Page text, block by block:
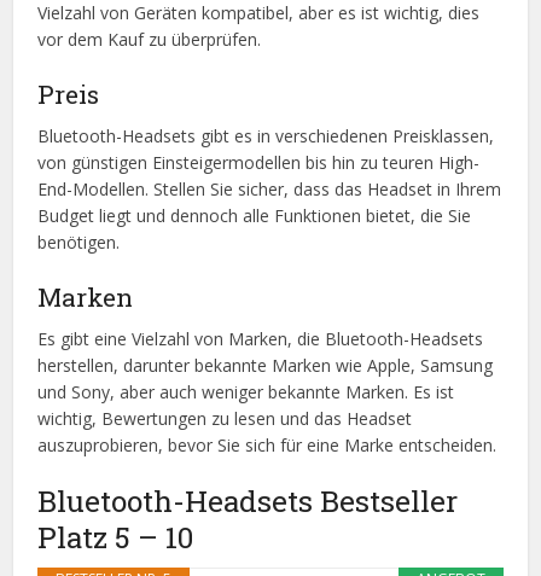
Vielzahl von Geräten kompatibel, aber es ist wichtig, dies
vor dem Kauf zu überprüfen.
Preis
Bluetooth-Headsets gibt es in verschiedenen Preisklassen,
von günstigen Einsteigermodellen bis hin zu teuren High-
End-Modellen. Stellen Sie sicher, dass das Headset in Ihrem
Budget liegt und dennoch alle Funktionen bietet, die Sie
benötigen.
Marken
Es gibt eine Vielzahl von Marken, die Bluetooth-Headsets
herstellen, darunter bekannte Marken wie Apple, Samsung
und Sony, aber auch weniger bekannte Marken. Es ist
wichtig, Bewertungen zu lesen und das Headset
auszuprobieren, bevor Sie sich für eine Marke entscheiden.
Bluetooth-Headsets Bestseller
Platz 5 – 10